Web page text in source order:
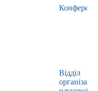
Конференції
Відділ
організації